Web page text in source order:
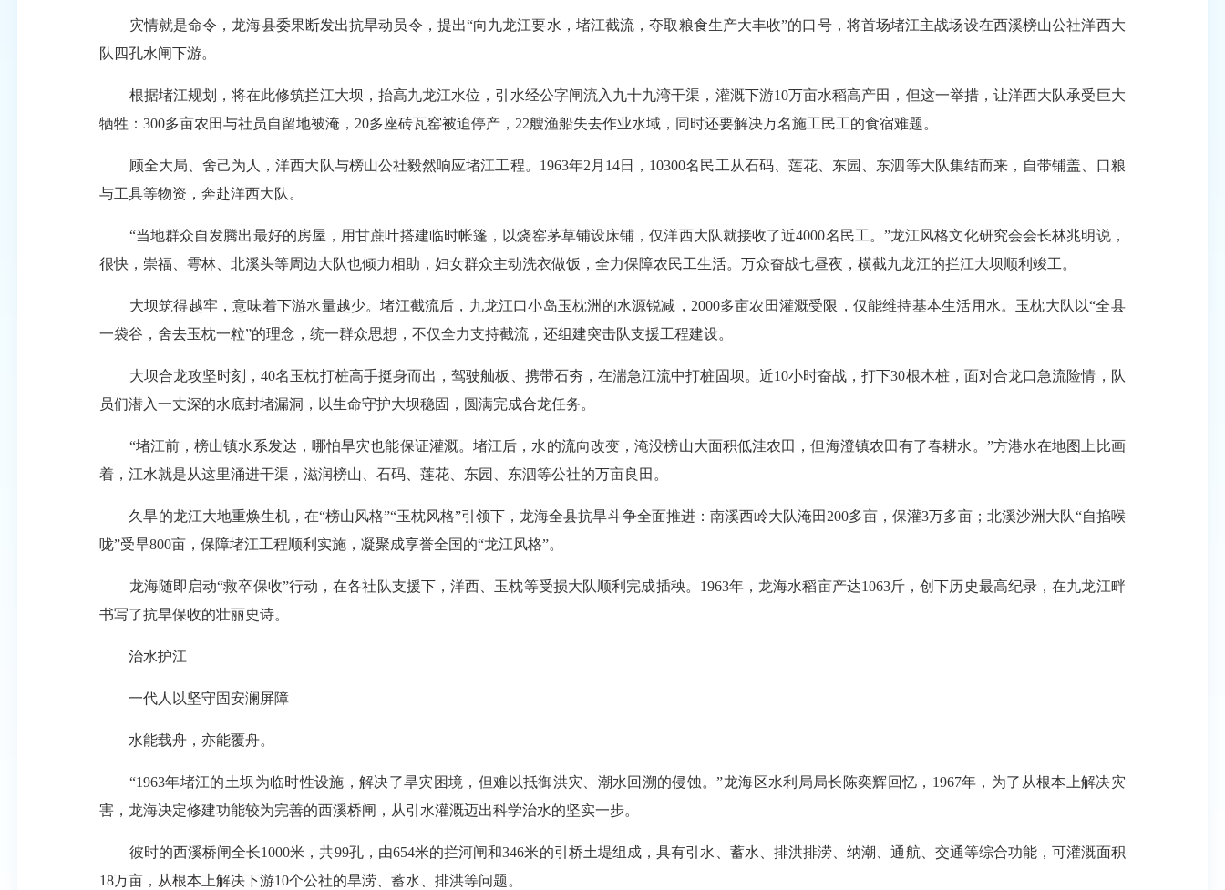
灾情就是命令，龙海县委果断发出抗旱动员令，提出“向九龙江要水，堵江截流，夺取粮食生产大丰收”的口号，将首场堵江主战场设在西溪榜山公社洋西大
队四孔水闸下游。
根据堵江规划，将在此修筑拦江大坝，抬高九龙江水位，引水经公字闸流入九十九湾干渠，灌溉下游10万亩水稻高产田，但这一举措，让洋西大队承受巨大
牺牲：300多亩农田与社员自留地被淹，20多座砖瓦窑被迫停产，22艘渔船失去作业水域，同时还要解决万名施工民工的食宿难题。
顾全大局、舍己为人，洋西大队与榜山公社毅然响应堵江工程。1963年2月14日，10300名民工从石码、莲花、东园、东泗等大队集结而来，自带铺盖、口粮
与工具等物资，奔赴洋西大队。
“当地群众自发腾出最好的房屋，用甘蔗叶搭建临时帐篷，以烧窑茅草铺设床铺，仅洋西大队就接收了近4000名民工。”龙江风格文化研究会会长林兆明说，
很快，崇福、雩林、北溪头等周边大队也倾力相助，妇女群众主动洗衣做饭，全力保障农民工生活。万众奋战七昼夜，横截九龙江的拦江大坝顺利竣工。
大坝筑得越牢，意味着下游水量越少。堵江截流后，九龙江口小岛玉枕洲的水源锐减，2000多亩农田灌溉受限，仅能维持基本生活用水。玉枕大队以“全县
一袋谷，舍去玉枕一粒”的理念，统一群众思想，不仅全力支持截流，还组建突击队支援工程建设。
大坝合龙攻坚时刻，40名玉枕打桩高手挺身而出，驾驶舢板、携带石夯，在湍急江流中打桩固坝。近10小时奋战，打下30根木桩，面对合龙口急流险情，队
员们潜入一丈深的水底封堵漏洞，以生命守护大坝稳固，圆满完成合龙任务。
“堵江前，榜山镇水系发达，哪怕旱灾也能保证灌溉。堵江后，水的流向改变，淹没榜山大面积低洼农田，但海澄镇农田有了春耕水。”方港水在地图上比画
着，江水就是从这里涌进干渠，滋润榜山、石码、莲花、东园、东泗等公社的万亩良田。
久旱的龙江大地重焕生机，在“榜山风格”“玉枕风格”引领下，龙海全县抗旱斗争全面推进：南溪西岭大队淹田200多亩，保灌3万多亩；北溪沙洲大队“自掐喉
咙”受旱800亩，保障堵江工程顺利实施，凝聚成享誉全国的“龙江风格”。
龙海随即启动“救卒保收”行动，在各社队支援下，洋西、玉枕等受损大队顺利完成插秧。1963年，龙海水稻亩产达1063斤，创下历史最高纪录，在九龙江畔
书写了抗旱保收的壮丽史诗。
治水护江
一代人以坚守固安澜屏障
水能载舟，亦能覆舟。
“1963年堵江的土坝为临时性设施，解决了旱灾困境，但难以抵御洪灾、潮水回溯的侵蚀。”龙海区水利局局长陈奕辉回忆，1967年，为了从根本上解决灾
害，龙海决定修建功能较为完善的西溪桥闸，从引水灌溉迈出科学治水的坚实一步。
彼时的西溪桥闸全长1000米，共99孔，由654米的拦河闸和346米的引桥土堤组成，具有引水、蓄水、排洪排涝、纳潮、通航、交通等综合功能，可灌溉面积
18万亩，从根本上解决下游10个公社的旱涝、蓄水、排洪等问题。